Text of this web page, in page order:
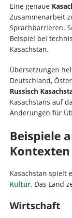
Eine genaue
Zusammenarbeit
Sprachbarrieren.
Beispiel bei
Kasachstan.
Übersetzungen
Deutschland,
Russisch
Kasachstans auf
Änderungen für
Beispiele
Kontexten
Kasachstan spielt
Kultur. Das Land
Wirtschaft